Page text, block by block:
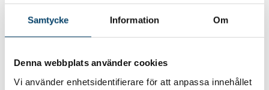
Samtycke Information Om
Denna webbplats använder cookies
Vi använder enhetsidentifierare för att anpassa innehållet